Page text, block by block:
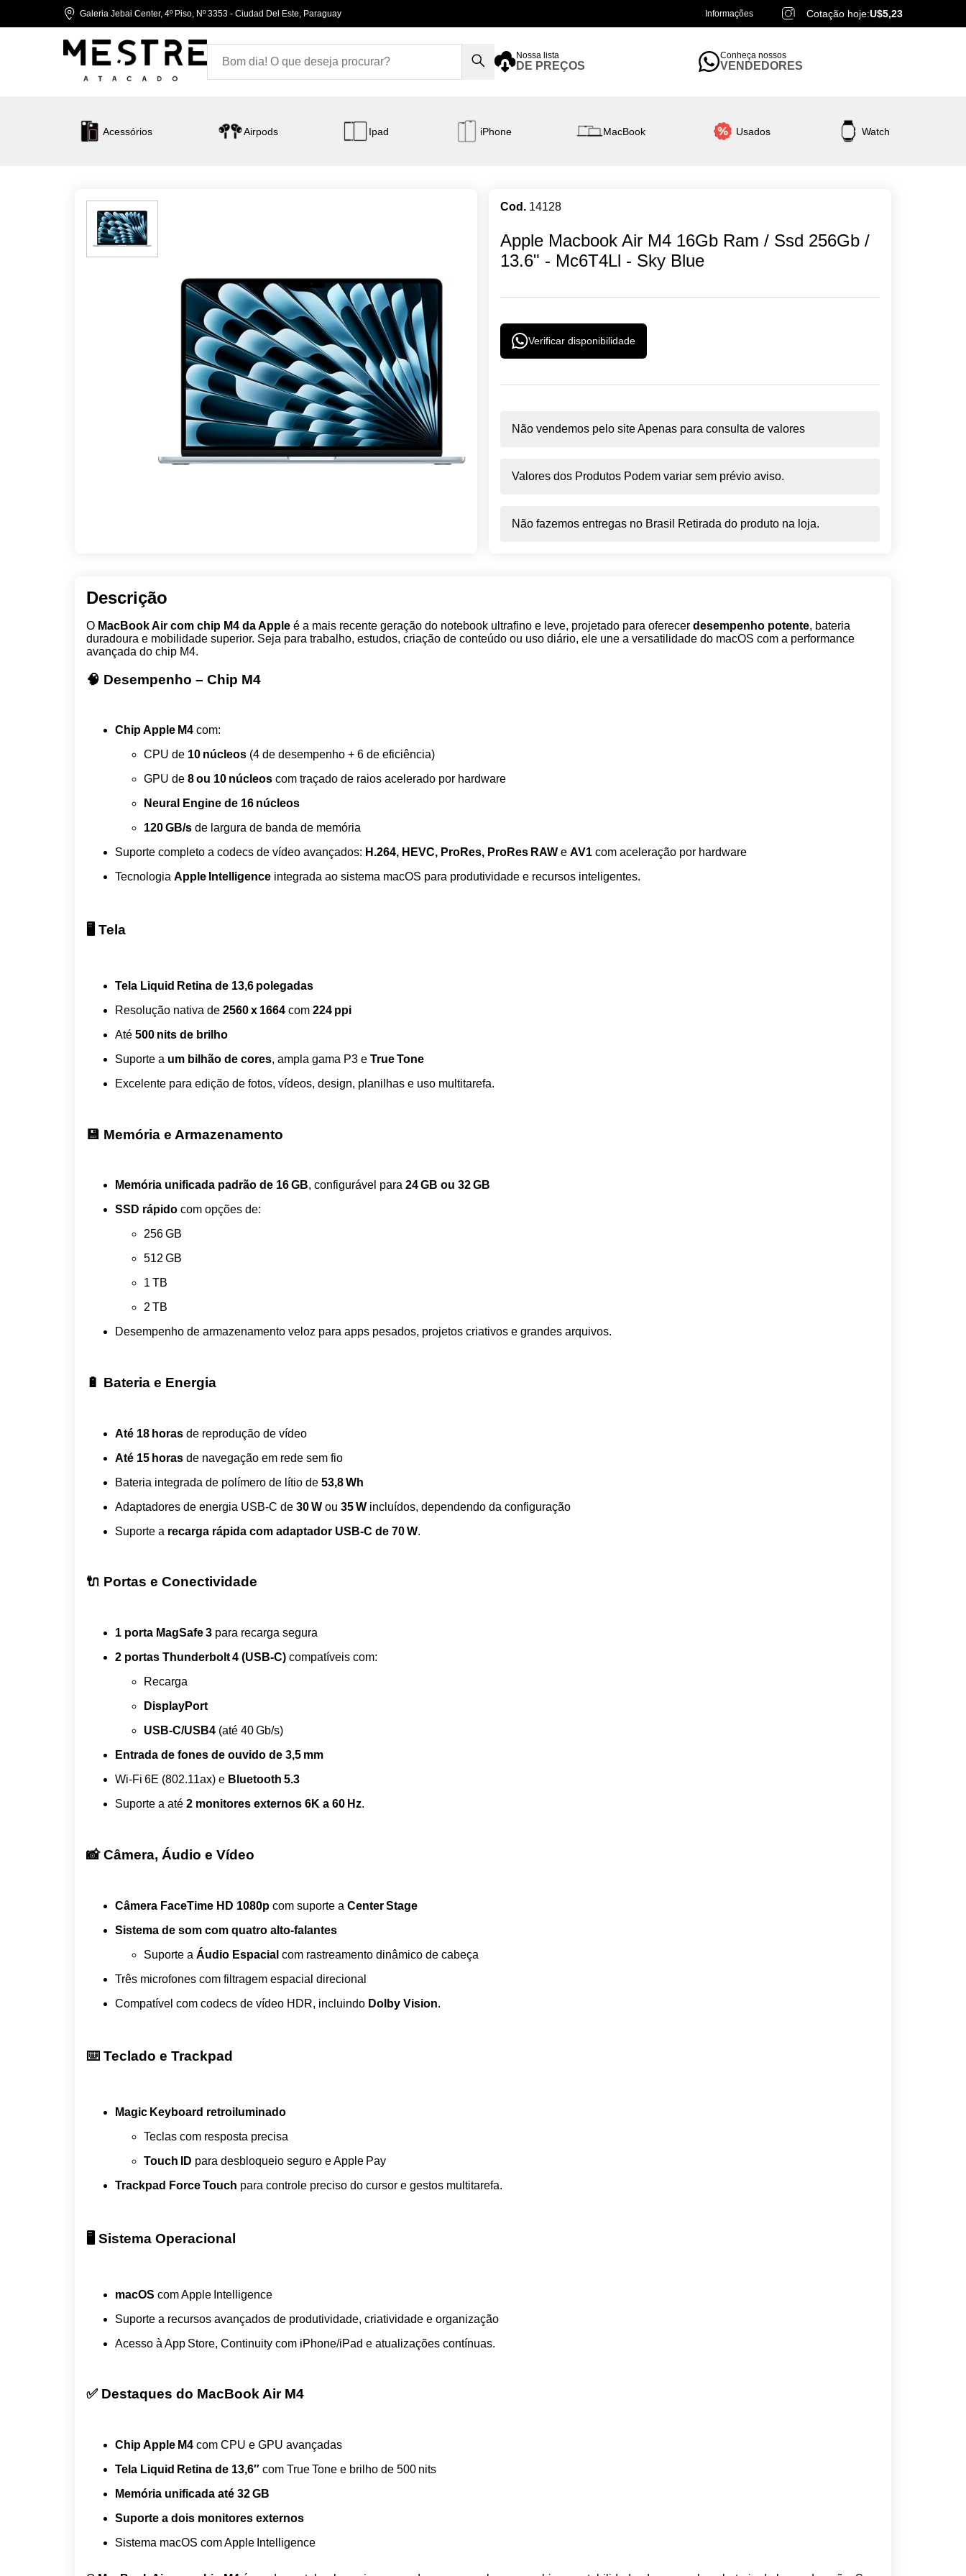
Galeria Jebai Center, 4º Piso, Nº 3353 - Ciudad Del Este, Paraguay Informações Cotação hoje:U$5,23
Nossa lista
DE PREÇOS
Conheça nossos
VENDEDORES
Acessórios Airpods Ipad iPhone MacBook Usados Watch
Cod. 14128
Apple Macbook Air M4 16Gb Ram / Ssd 256Gb /
13.6" - Mc6T4Ll - Sky Blue
Verificar disponibilidade
Não vendemos pelo site Apenas para consulta de valores
Valores dos Produtos Podem variar sem prévio aviso.
Não fazemos entregas no Brasil Retirada do produto na loja.
Descrição
O MacBook Air com chip M4 da Apple é a mais recente geração do notebook ultrafino e leve, projetado para oferecer desempenho potente, bateria
duradoura e mobilidade superior. Seja para trabalho, estudos, criação de conteúdo ou uso diário, ele une a versatilidade do macOS com a performance
avançada do chip M4.
🧠 Desempenho – Chip M4
Chip Apple M4 com:
CPU de 10 núcleos (4 de desempenho + 6 de eficiência)
GPU de 8 ou 10 núcleos com traçado de raios acelerado por hardware
Neural Engine de 16 núcleos
120 GB/s de largura de banda de memória
Suporte completo a codecs de vídeo avançados: H.264, HEVC, ProRes, ProRes RAW e AV1 com aceleração por hardware
Tecnologia Apple Intelligence integrada ao sistema macOS para produtividade e recursos inteligentes.
🖥️ Tela
Tela Liquid Retina de 13,6 polegadas
Resolução nativa de 2560 x 1664 com 224 ppi
Até 500 nits de brilho
Suporte a um bilhão de cores, ampla gama P3 e True Tone
Excelente para edição de fotos, vídeos, design, planilhas e uso multitarefa.
💾 Memória e Armazenamento
Memória unificada padrão de 16 GB, configurável para 24 GB ou 32 GB
SSD rápido com opções de:
256 GB
512 GB
1 TB
2 TB
Desempenho de armazenamento veloz para apps pesados, projetos criativos e grandes arquivos.
🔋 Bateria e Energia
Até 18 horas de reprodução de vídeo
Até 15 horas de navegação em rede sem fio
Bateria integrada de polímero de lítio de 53,8 Wh
Adaptadores de energia USB‑C de 30 W ou 35 W incluídos, dependendo da configuração
Suporte a recarga rápida com adaptador USB‑C de 70 W.
🔌 Portas e Conectividade
1 porta MagSafe 3 para recarga segura
2 portas Thunderbolt 4 (USB‑C) compatíveis com:
Recarga
DisplayPort
USB‑C/USB4 (até 40 Gb/s)
Entrada de fones de ouvido de 3,5 mm
Wi‑Fi 6E (802.11ax) e Bluetooth 5.3
Suporte a até 2 monitores externos 6K a 60 Hz.
📸 Câmera, Áudio e Vídeo
Câmera FaceTime HD 1080p com suporte a Center Stage
Sistema de som com quatro alto‑falantes
Suporte a Áudio Espacial com rastreamento dinâmico de cabeça
Três microfones com filtragem espacial direcional
Compatível com codecs de vídeo HDR, incluindo Dolby Vision.
⌨️ Teclado e Trackpad
Magic Keyboard retroiluminado
Teclas com resposta precisa
Touch ID para desbloqueio seguro e Apple Pay
Trackpad Force Touch para controle preciso do cursor e gestos multitarefa.
🖥️ Sistema Operacional
macOS com Apple Intelligence
Suporte a recursos avançados de produtividade, criatividade e organização
Acesso à App Store, Continuity com iPhone/iPad e atualizações contínuas.
✅ Destaques do MacBook Air M4
Chip Apple M4 com CPU e GPU avançadas
Tela Liquid Retina de 13,6″ com True Tone e brilho de 500 nits
Memória unificada até 32 GB
Suporte a dois monitores externos
Sistema macOS com Apple Intelligence